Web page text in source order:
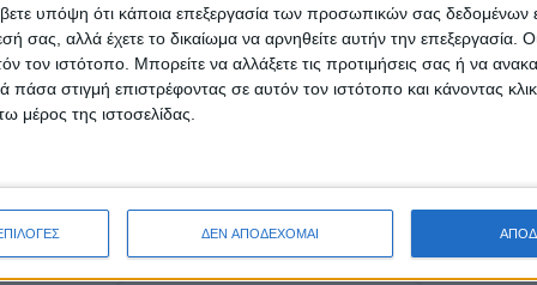
υπόψη ότι κάποια επεξεργασία των προσωπικών σας δεδομένων
σας, αλλά έχετε το δικαίωμα να αρνηθείτε αυτήν την επεξεργασία.
τον ιστότοπο. Μπορείτε να αλλάξετε τις προτιμήσεις σας ή να
στιγμή επιστρέφοντας σε αυτόν τον ιστότοπο και κάνοντας
μέρος της ιστοσελίδας.
ΔΕΝ ΑΠΟΔΕΧΟΜΑΙ
● Αφαίρεση σμηγματογόνων κύστεων, λιπωμάτων,
μαστών ● Υπέρηχος άνω και κάτω κοιλίας ●
εντέρου (Πολύποδας) ● Τεστ Παπανικολάου
οξύτητας – μέτρηση ενδοφθάλμιας πίεσης
– ενδοσκόπηση ● Έλεγχος σκελετικών
εξέταση ● Διάγνωση νευρολογικών
Μαθησιακών Δυσκολιών ● Ενδοστοματική
αξιολόγηση – λιπομέτρηση ● Μάθημα Ά βοηθειών ●